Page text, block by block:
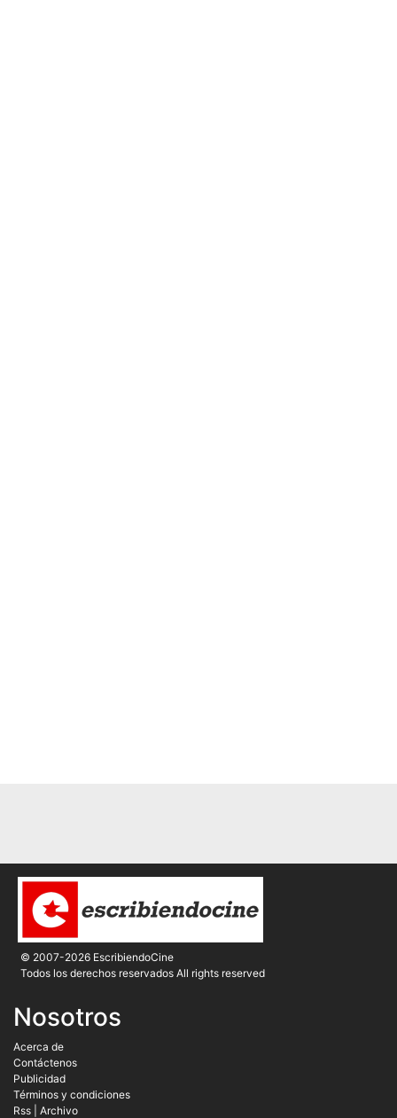
© 2007-2026 EscribiendoCine
Todos los derechos reservados All rights reserved
Nosotros
Acerca de
Contáctenos
Publicidad
Términos y condiciones
Rss
Archivo